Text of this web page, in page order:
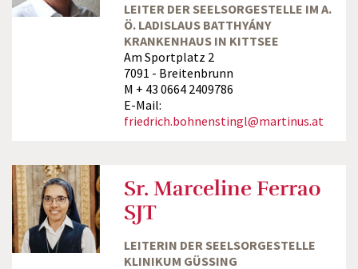
LEITER DER SEELSORGESTELLE IM A.
Ö. LADISLAUS BATTHYÁNY
KRANKENHAUS IN KITTSEE
Am Sportplatz 2
7091 - Breitenbrunn
M + 43 0664 2409786
E-Mail:
friedrich.bohnenstingl@martinus.at
Sr. Marceline Ferrao
SJT
LEITERIN DER SEELSORGESTELLE
KLINIKUM GÜSSING